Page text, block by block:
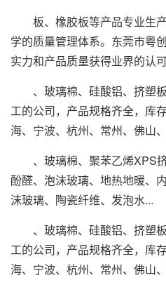
板、橡胶板等产品专业生
学的质量管理体系。东莞市粤
实力和产品质量获得业界的认
、玻璃棉、硅酸铝、挤塑板
工的公司，产品规格齐全，库
海、宁波、杭州、常州、佛山
、玻璃棉、聚苯乙烯XPS挤
酚醛、泡沫玻璃、地热地暖、
沫玻璃、陶瓷纤维、发泡水...
、玻璃棉、硅酸铝、挤塑板
工的公司，产品规格齐全，库
海、宁波、杭州、常州、佛山